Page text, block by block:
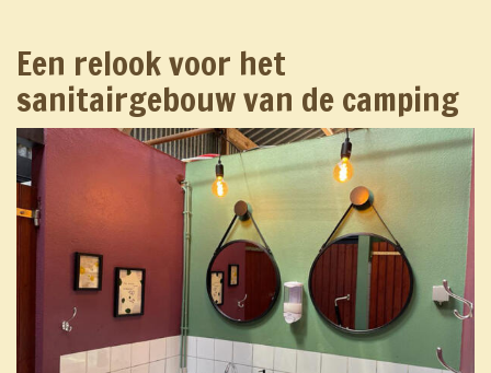
Appartement La Talle
Le camping rural
Comment venir
Contact
Een relook voor het
sanitairgebouw van de camping